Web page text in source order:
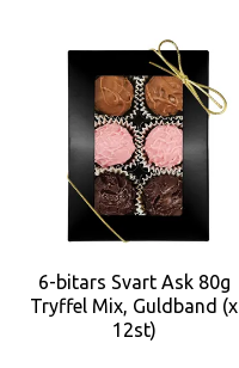
6-bitars Svart Ask 80g
Tryffel Mix, Guldband (x
12st)